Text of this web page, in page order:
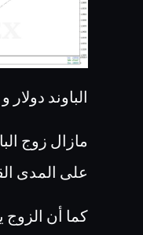
الباوند
مازال زوج
على المدى
كما أن